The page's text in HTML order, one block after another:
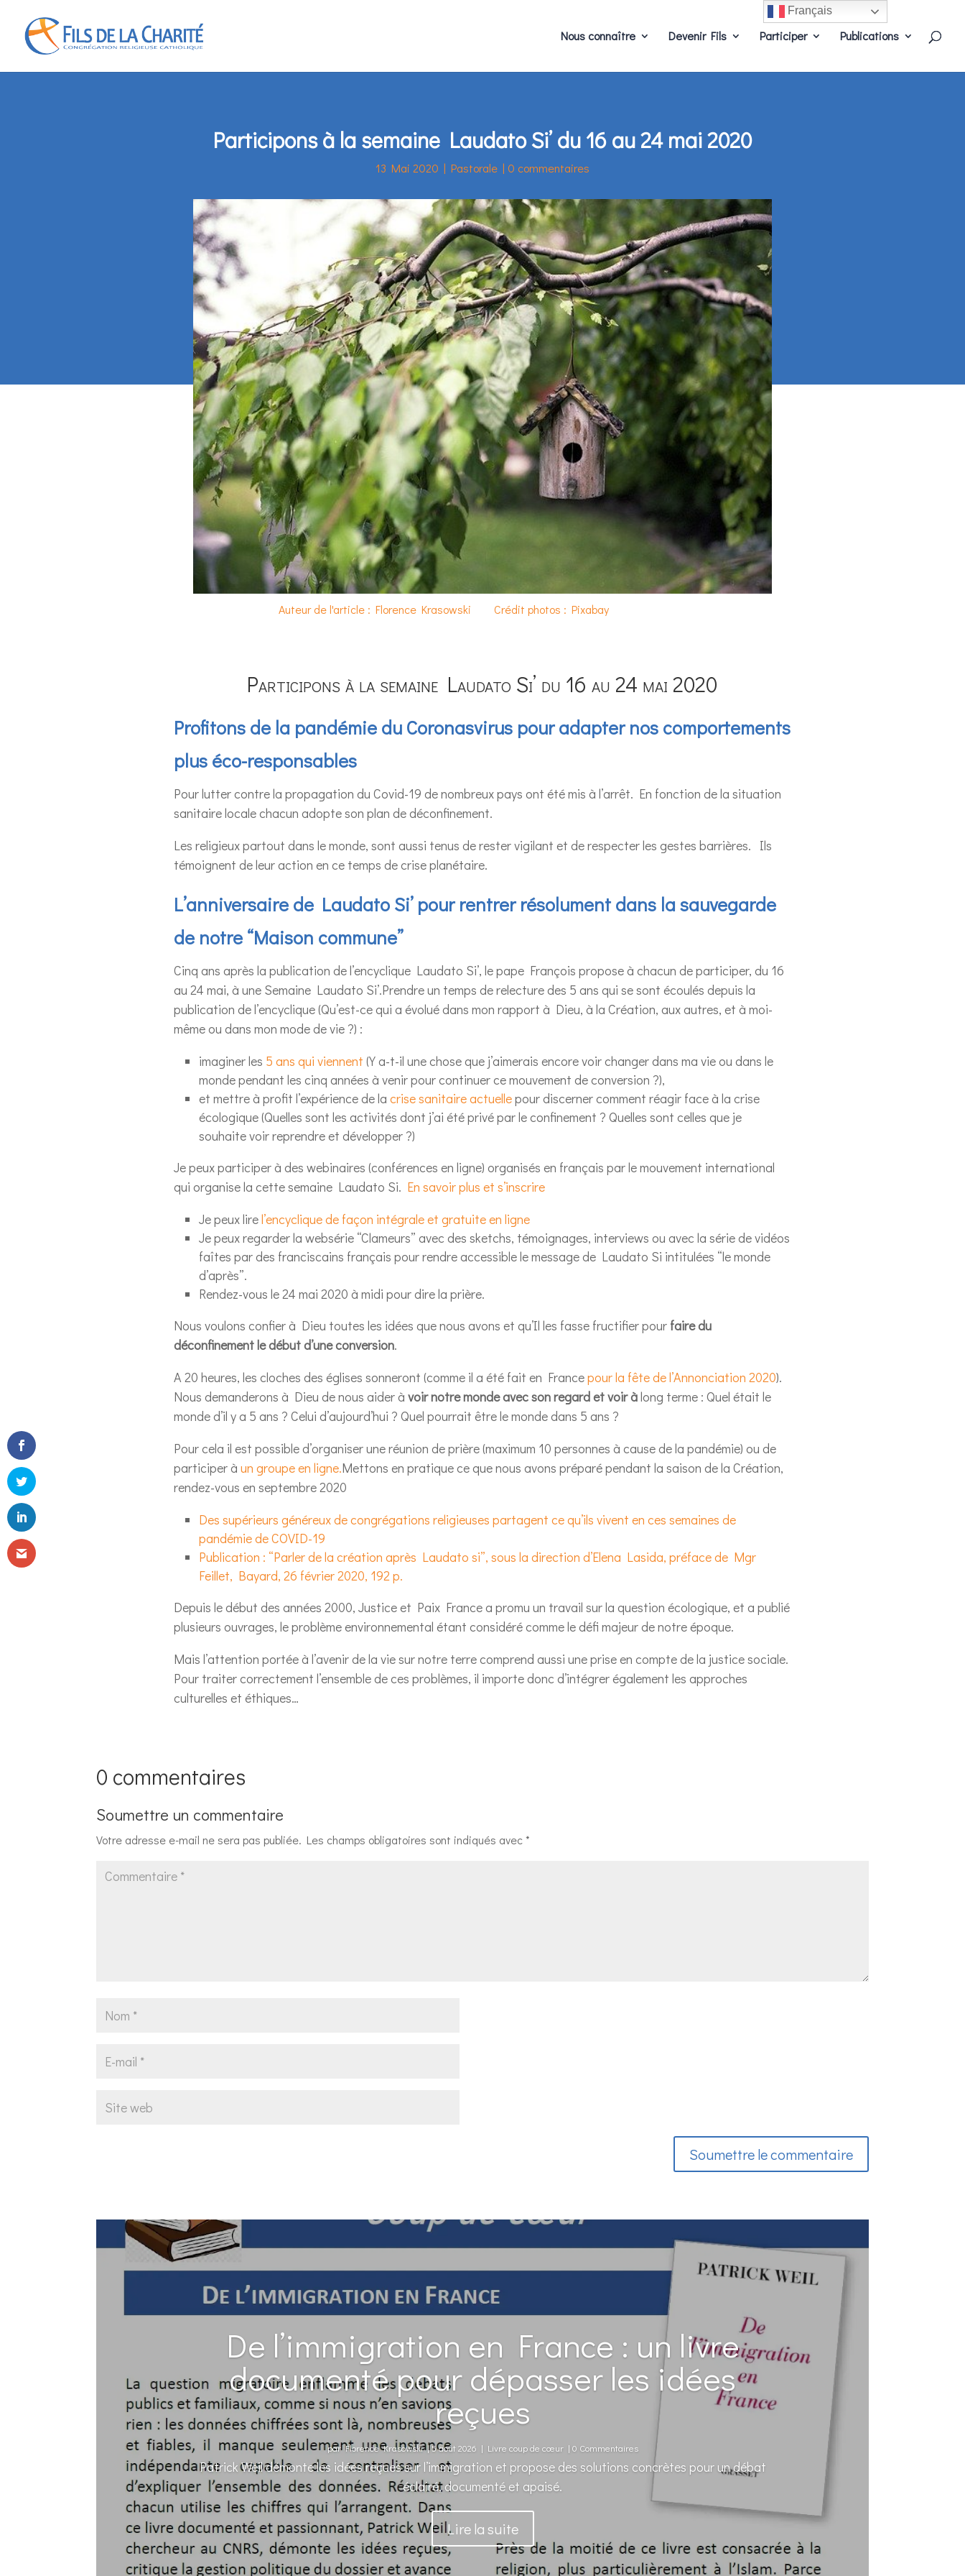
Nous connaître Devenir Fils Participer Publications
Participons à la semaine Laudato Si’ du 16 au 24 mai 2020
13 Mai 2020 | Pastorale| 0 commentaires
Auteur de l'article : Florence Krasowski Crédit photos : Pixabay
Participons à la semaine Laudato Si’ du 16 au 24 mai 2020
Profitons de la pandémie du Coronasvirus pour adapter nos comportements
plus éco-responsables
Pour lutter contre la propagation du Covid-19 de nombreux pays ont été mis à l’arrêt. En fonction de la situation
sanitaire locale chacun adopte son plan de déconfinement.
Les religieux partout dans le monde, sont aussi tenus de rester vigilant et de respecter les gestes barrières. Ils
témoignent de leur action en ce temps de crise planétaire.
L’anniversaire de Laudato Si’ pour rentrer résolument dans la sauvegarde
de notre “Maison commune”
Cinq ans après la publication de l’encyclique Laudato Si’, le pape François propose à chacun de participer, du 16
au 24 mai, à une Semaine Laudato Si’.Prendre un temps de relecture des 5 ans qui se sont écoulés depuis la
publication de l’encyclique (Qu’est-ce qui a évolué dans mon rapport à Dieu, à la Création, aux autres, et à moi-
même ou dans mon mode de vie ?) :
imaginer les 5 ans qui viennent (Y a-t-il une chose que j’aimerais encore voir changer dans ma vie ou dans le
monde pendant les cinq années à venir pour continuer ce mouvement de conversion ?),
et mettre à profit l’expérience de la crise sanitaire actuellepour discerner comment réagir face à la crise
écologique (Quelles sont les activités dont j’ai été privé par le confinement ? Quelles sont celles que je
souhaite voir reprendre et développer ?)
Je peux participer à des webinaires (conférences en ligne) organisés en français par le mouvement international
qui organise la cette semaine Laudato Si. En savoir plus et s’inscrire
Je peux lirel’encyclique de façon intégrale et gratuite en ligne
Je peux regarder la websérie “Clameurs” avec des sketchs, témoignages, interviews ou avec la série de vidéos
faîtes par des franciscains français pour rendre accessible le message de Laudato Si intitulées “le monde
d’après”.
Rendez-vous le 24 mai 2020 à midi pour dire la prière.
Nous voulons confier à Dieu toutes les idées que nous avons et qu’Il les fasse fructifier pourfaire du
déconfinement le début d’une conversion.
A 20 heures, les cloches des églises sonneront (comme il a été fait en Francepour la fête de l’Annonciation 2020).
Nous demanderons à Dieu de nous aider à voir notre monde avec son regard et voir àlong terme : Quel était le
monde d’il y a 5 ans ? Celui d’aujourd’hui ? Quel pourrait être le monde dans 5 ans ?
Pour cela il est possible d’organiser une réunion de prière (maximum 10 personnes à cause de la pandémie) ou de
participer à un groupe en ligne.Mettons en pratique ce que nous avons préparé pendant la saison de la Création,
rendez-vous en septembre 2020
Des supérieurs généreux de congrégations religieuses partagent ce qu’ils vivent en ces semaines de
pandémie de COVID-19
Publication : “Parler de la création après Laudato si”, sous la direction d’Elena Lasida, préface de Mgr
Feillet, Bayard, 26 février 2020, 192 p.
Depuis le début des années 2000, Justice et Paix France a promu un travail sur la question écologique, et a publié
plusieurs ouvrages, le problème environnemental étant considéré comme le défi majeur de notre époque.
Mais l’attention portée à l’avenir de la vie sur notre terre comprend aussi une prise en compte de la justice sociale.
Pour traiter correctement l’ensemble de ces problèmes, il importe donc d’intégrer également les approches
culturelles et éthiques…
0 commentaires
Soumettre un commentaire
Votre adresse e-mail ne sera pas publiée. Les champs obligatoires sont indiqués avec*
Soumettre le commentaire
De l’immigration en France : un livre
documenté pour dépasser les idées
reçues
parFlorence Krasowski|5 août 2026 | Livre coup de cœur| 0 Commentaires
Patrick Weil démonte les idées reçues sur l’immigration et propose des solutions concrètes pour un débat
éclairé, documenté et apaisé.
Lire la suite
Français